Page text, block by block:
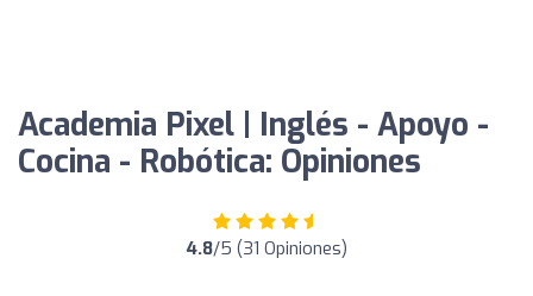
Academia Pixel | Inglés - Apoyo -
Cocina - Robótica: Opiniones
4.8/5 (31 Opiniones)